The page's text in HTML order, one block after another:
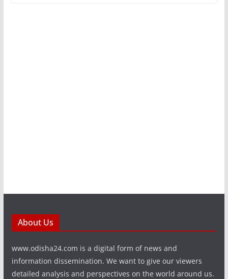
About Us
www.odisha24.com is a digital form of news and
information dissemination. We want to give our viewers
detailed analysis and perspectives on the world around us.